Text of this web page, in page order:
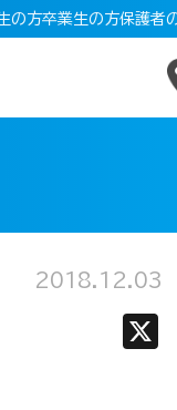
の方卒業生の方保護者
2018.12.03